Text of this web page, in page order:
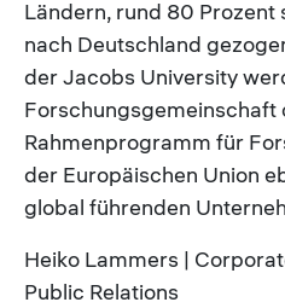
Ländern, rund 80 Prozent
nach Deutschland
der Jacobs University
Forschungsgemeinschaft
Rahmenprogramm für
der Europäischen Union
global führenden
Heiko Lammers |
Public Relations